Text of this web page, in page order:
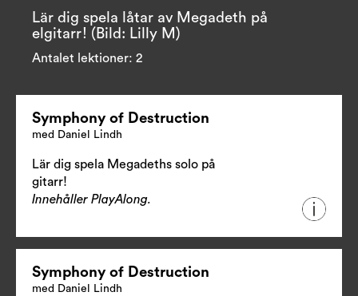
Lär dig spela låtar av Megadeth på
elgitarr! (Bild: Lilly M)
Antalet lektioner: 2
Symphony of Destruction
med Daniel Lindh
Lär dig spela Megadeths solo på
gitarr!
Innehåller PlayAlong.
Symphony of Destruction
med Daniel Lindh